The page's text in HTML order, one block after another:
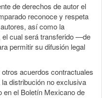
de derechos de autor el
reconoce y respeta
así como la
el cual será transferido —de
permitir su difusión legal
acuerdos contractuales
distribución no exclusiva
en el Boletín Mexicano de